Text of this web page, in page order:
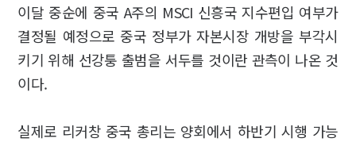
이달 중순에 중국 A주의 MSCI 신흥국 지수편입 여부가
결정될 예정으로 중국 정부가 자본시장 개방을 부각시
키기 위해 선강퉁 출범을 서두를 것이란 관측이 나온 것
이다.
실제로 리커창 중국 총리는 양회에서 하반기 시행 가능